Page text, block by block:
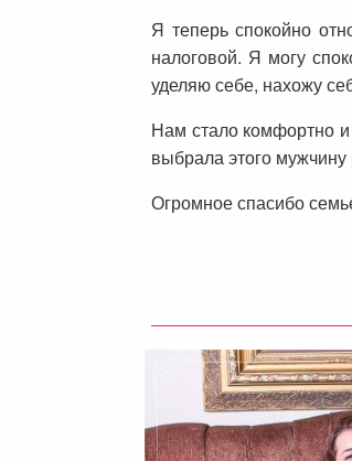
Я теперь спокойно
налоговой. Я могу
уделяю себе, нахожу
Нам стало комфортно
выбрала этого
Огромное спасибо